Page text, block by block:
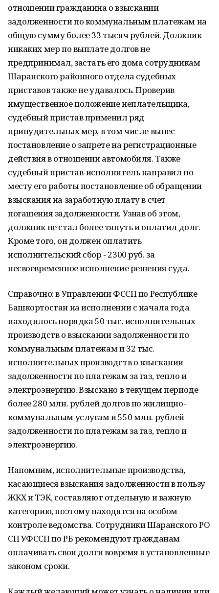
отношении гражданина о взыскании
задолженности по коммунальным платежам на
общую сумму более 33 тысяч рублей. Должник
никаких мер по выплате долгов не
предпринимал, застать его дома сотрудникам
Шаранского районного отдела судебных
приставов также не удавалось. Проверив
имущественное положение неплательщика,
судебный пристав применил ряд
принудительных мер, в том числе вынес
постановление о запрете на регистрационные
действия в отношении автомобиля. Также
судебный пристав-исполнитель направил по
месту его работы постановление об обращении
взыскания на заработную плату в счет
погашения задолженности. Узнав об этом,
должник не стал более тянуть и оплатил долг.
Кроме того, он должен оплатить
исполнительский сбор - 2300 руб. за
несвоевременное исполнение решения суда.
Справочно: в Управлении ФССП по Республике
Башкортостан на исполнении с начала года
находилось порядка 50 тыс. исполнительных
производств о взыскании задолженности по
коммунальным платежам и 32 тыс.
исполнительных производств о взыскании
задолженности по платежам за газ, тепло и
электроэнергию. Взыскано в текущем периоде
более 280 млн. рублей долгов по жилищно-
коммунальным услугам и 550 млн. рублей
задолженности по платежам за газ, тепло и
электроэнергию.
Напомним, исполнительные производства,
касающиеся взыскания задолженности в пользу
ЖКХ и ТЭК, составляют отдельную и важную
категорию, поэтому находятся на особом
контроле ведомства. Сотрудники Шаранского РО
СП УФССП по РБ рекомендуют гражданам
оплачивать свои долги вовремя в установленные
законом сроки.